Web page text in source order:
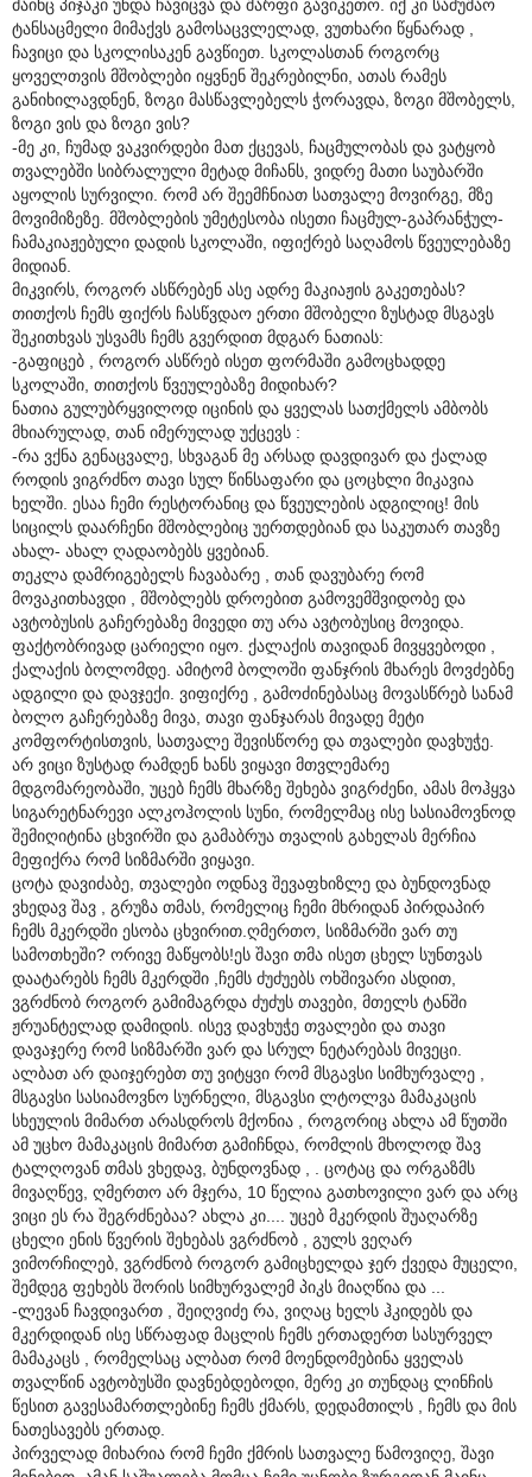
მაინც პიჯაკი უნდა ჩავიცვა და შარფი გავიკეთო. იქ კი სამუშაო
ტანსაცმელი მიმაქვს გამოსაცვლელად, ვუთხარი წყნარად ,
ჩავიცი და სკოლისაკენ გავწიეთ. სკოლასთან როგორც
ყოველთვის მშობლები იყვნენ შეკრებილნი, ათას რამეს
განიხილავდნენ, ზოგი მასწავლებელს ჭორავდა, ზოგი მშობელს,
ზოგი ვის და ზოგი ვის?
-მე კი, ჩუმად ვაკვირდები მათ ქცევას, ჩაცმულობას და ვატყობ
თვალებში სიბრალული მეტად მიჩანს, ვიდრე მათი საუბარში
აყოლის სურვილი. რომ არ შეემჩნიათ სათვალე მოვირგე, მზე
მოვიმიზეზე. მშობლების უმეტესობა ისეთი ჩაცმულ-გაპრანჭულ-
ჩამაკიაჟებული დადის სკოლაში, იფიქრებ საღამოს წვეულებაზე
მიდიან.
მიკვირს, როგორ ასწრებენ ასე ადრე მაკიაჟის გაკეთებას?
თითქოს ჩემს ფიქრს ჩასწვდაო ერთი მშობელი ზუსტად მსგავს
შეკითხვას უსვამს ჩემს გვერდით მდგარ ნათიას:
-გაფიცებ , როგორ ასწრებ ისეთ ფორმაში გამოცხადდე
სკოლაში, თითქოს წვეულებაზე მიდიხარ?
ნათია გულუბრყვილოდ იცინის და ყველას სათქმელს ამბობს
მხიარულად, თან იმერულად უქცევს :
-რა ვქნა გენაცვალე, სხვაგან მე არსად დავდივარ და ქალად
როდის ვიგრძნო თავი სულ წინსაფარი და ცოცხლი მიკავია
ხელში. ესაა ჩემი რესტორანიც და წვეულების ადგილიც! მის
სიცილს დაარჩენი მშობლებიც უერთდებიან და საკუთარ თავზე
ახალ- ახალ ღადაობებს ყვებიან.
თეკლა დამრიგებელს ჩავაბარე , თან დავუბარე რომ
მოვაკითხავდი , მშობლებს დროებით გამოვემშვიდობე და
ავტობუსის გაჩერებაზე მივედი თუ არა ავტობუსიც მოვიდა.
ფაქტობრივად ცარიელი იყო. ქალაქის თავიდან მივყვებოდი ,
ქალაქის ბოლომდე. ამიტომ ბოლოში ფანჯრის მხარეს მოვძებნე
ადგილი და დავჯექი. ვიფიქრე , გამოძინებასაც მოვასწრებ სანამ
ბოლო გაჩერებაზე მივა, თავი ფანჯარას მივადე მეტი
კომფორტისთვის, სათვალე შევისწორე და თვალები დავხუჭე.
არ ვიცი ზუსტად რამდენ ხანს ვიყავი მთვლემარე
მდგომარეობაში, უცებ ჩემს მხარზე შეხება ვიგრძენი, ამას მოჰყვა
სიგარეტნარევი ალკოჰოლის სუნი, რომელმაც ისე სასიამოვნოდ
შემიღიტინა ცხვირში და გამაბრუა თვალის გახელას მერჩია
მეფიქრა რომ სიზმარში ვიყავი.
ცოტა დავიძაბე, თვალები ოდნავ შევაფხიზლე და ბუნდოვნად
ვხედავ შავ , გრუზა თმას, რომელიც ჩემი მხრიდან პირდაპირ
ჩემს მკერდში ესობა ცხვირით.ღმერთო, სიზმარში ვარ თუ
სამოთხეში? ორივე მაწყობს!ეს შავი თმა ისეთ ცხელ სუნთვას
დაატარებს ჩემს მკერდში ,ჩემს ძუძუებს ოხშივარი ასდით,
ვგრძნობ როგორ გამიმაგრდა ძუძუს თავები, მთელს ტანში
ჟრუანტელად დამიდის. ისევ დავხუჭე თვალები და თავი
დავაჯერე რომ სიზმარში ვარ და სრულ ნეტარებას მივეცი.
ალბათ არ დაიჯერებთ თუ ვიტყვი რომ მსგავსი სიმხურვალე ,
მსგავსი სასიამოვნო სურნელი, მსგავსი ლტოლვა მამაკაცის
სხეულის მიმართ არასდროს მქონია , როგორიც ახლა ამ წუთში
ამ უცხო მამაკაცის მიმართ გამიჩნდა, რომლის მხოლოდ შავ
ტალღოვან თმას ვხედავ, ბუნდოვნად , . ცოტაც და ორგაზმს
მივაღწევ, ღმერთო არ მჯერა, 10 წელია გათხოვილი ვარ და არც
ვიცი ეს რა შეგრძნებაა? ახლა კი.... უცებ მკერდის შუაღარზე
ცხელი ენის წვერის შეხებას ვგრძნობ , გულს ვეღარ
ვიმორჩილებ, ვგრძნობ როგორ გამიცხელდა ჯერ ქვედა მუცელი,
შემდეგ ფეხებს შორის სიმხურვალემ პიკს მიაღწია და ...
-ლევან ჩავდივართ , შეიღვიძე რა, ვიღაც ხელს ჰკიდებს და
მკერდიდან ისე სწრაფად მაცლის ჩემს ერთადერთ სასურველ
მამაკაცს , რომელსაც ალბათ რომ მოენდომებინა ყველას
თვალწინ ავტობუსში დავნებდებოდი, მერე კი თუნდაც ლინჩის
წესით გავესამართლებინე ჩემს ქმარს, დედამთილს , ჩემს და მის
ნათესავებს ერთად.
პირველად მიხარია რომ ჩემი ქმრის სათვალე წამოვიღე, შავი